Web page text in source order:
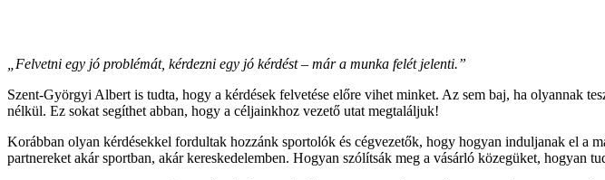
„Felvetni egy jó problémát, kérdezni egy jó kérdést – már a munka felét jelenti.”
Szent-Györgyi Albert is tudta, hogy a kérdések felvetése előre vihet minket. Az sem baj, ha olyannak
nélkül. Ez sokat segíthet abban, hogy a céljainkhoz vezető utat megtaláljuk!
Korábban olyan kérdésekkel fordultak hozzánk sportolók és cégvezetők, hogy hogyan induljanak el a
partnereket akár sportban, akár kereskedelemben. Hogyan szólítsák meg a vásárló közegüket,